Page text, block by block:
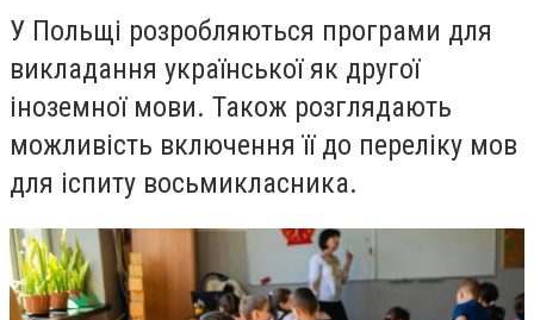
У Польщі розробляються програми для
викладання української як другої
іноземної мови. Також розглядають
можливість включення її до переліку мов
для іспиту восьмикласника.